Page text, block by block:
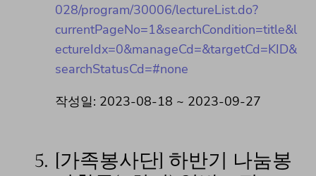
028/program/30006/lectureList.do?
currentPageNo=1&searchCondition=title&l
ectureIdx=0&manageCd=&targetCd=KID&
searchStatusCd=#none
작성일: 2023-08-18 ~ 2023-09-27
5. [가족봉사단] 하반기 나눔봉